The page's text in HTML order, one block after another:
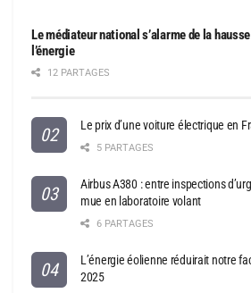
Le médiateur national s’alarme de la
l’énergie
12 PARTAGES
Le prix d’une voiture électrique en
5 PARTAGES
Airbus A380 : entre inspections
mue en laboratoire volant
6 PARTAGES
L’énergie éolienne réduirait notre
2025